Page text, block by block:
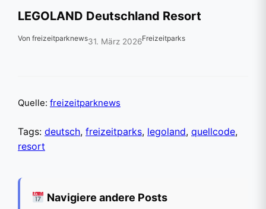
LEGOLAND Deutschland Resort
Von freizeitparknews31. März 2026Freizeitparks
Quelle: freizeitparknews
Tags: deutsch, freizeitparks, legoland, quellcode,
resort
Navigiere andere Posts